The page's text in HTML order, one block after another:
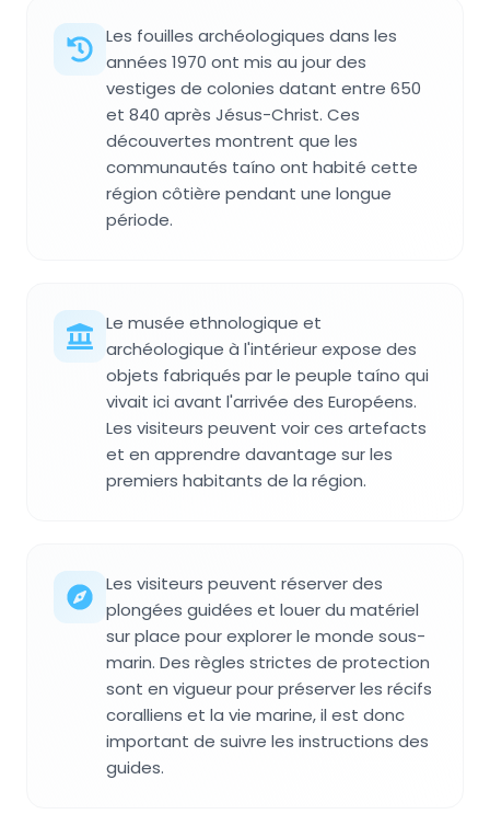
Les fouilles archéologiques dans les
années 1970 ont mis au jour des
vestiges de colonies datant entre 650
et 840 après Jésus-Christ. Ces
découvertes montrent que les
communautés taíno ont habité cette
région côtière pendant une longue
période.
Le musée ethnologique et
archéologique à l'intérieur expose des
objets fabriqués par le peuple taíno qui
vivait ici avant l'arrivée des Européens.
Les visiteurs peuvent voir ces artefacts
et en apprendre davantage sur les
premiers habitants de la région.
Les visiteurs peuvent réserver des
plongées guidées et louer du matériel
sur place pour explorer le monde sous-
marin. Des règles strictes de protection
sont en vigueur pour préserver les récifs
coralliens et la vie marine, il est donc
important de suivre les instructions des
guides.